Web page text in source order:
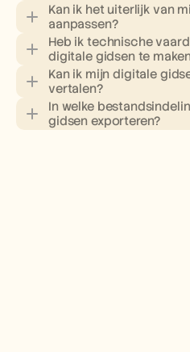
Kan ik het uiterlijk van
aanpassen?
Heb ik technische
digitale gidsen te
Kan ik mijn digitale
vertalen?
In welke
gidsen exporteren?